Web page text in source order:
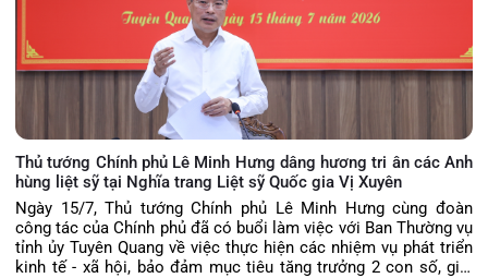
Thủ tướng Chính phủ Lê Minh Hưng dâng hương tri ân các Anh
hùng liệt sỹ tại Nghĩa trang Liệt sỹ Quốc gia Vị Xuyên
Ngày 15/7, Thủ tướng Chính phủ Lê Minh Hưng cùng đoàn
công tác của Chính phủ đã có buổi làm việc với Ban Thường vụ
tỉnh ủy Tuyên Quang về việc thực hiện các nhiệm vụ phát triển
kinh tế - xã hội, bảo đảm mục tiêu tăng trưởng 2 con số, giải